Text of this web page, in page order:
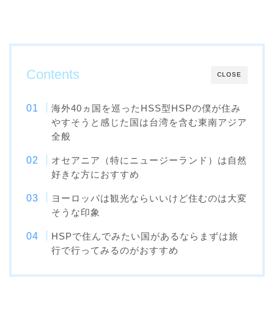
CLOSE
Contents
海外40ヵ国を巡ったHSS型HSPの僕が住み
やすそうと感じた国は台湾を含む東南アジア
全般
オセアニア（特にニュージーランド）は自然
好きな方におすすめ
ヨーロッパは観光ならいいけど住むのは大変
そうな印象
HSPで住んでみたい国があるならまずは旅
行で行ってみるのがおすすめ